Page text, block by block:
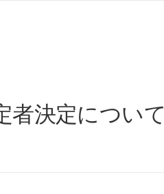
者決定について